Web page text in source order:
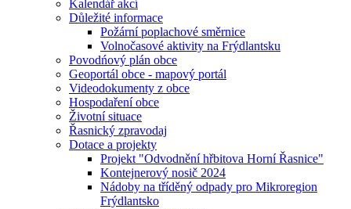
Kalendář akcí
Důležité informace
Požární poplachové směrnice
Volnočasové aktivity na Frýdlantsku
Povodńový plán obce
Geoportál obce - mapový portál
Videodokumenty z obce
Hospodaření obce
Životní situace
Řasnický zpravodaj
Dotace a projekty
Projekt "Odvodnění hřbitova Horní Řasnice"
Kontejnerový nosič 2024
Nádoby na tříděný odpady pro Mikroregion
Frýdlantsko